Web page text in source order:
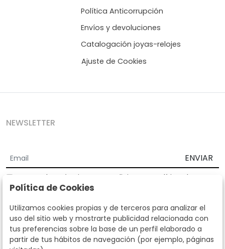
Política Anticorrupción
Envíos y devoluciones
Catalogación joyas-relojes
Ajuste de Cookies
NEWSLETTER
ENVIAR
Acepto los Términos y Condiciones
Política de
privacidad
Según la LOPD y disposiciones de desarrollo, informamos que sus
datos personales serán tratados por parte de Subastas Segre con la
finalidad de gestionar la relación comercial. Puede ejercitar los
derechos de acceso, rectificación, cancelación, oposición y demás
derechos en los términos establecidos en la normativa vigente
Política de Cookies
Utilizamos cookies propias y de terceros para analizar el
uso del sitio web y mostrarte publicidad relacionada con
tus preferencias sobre la base de un perfil elaborado a
partir de tus hábitos de navegación (por ejemplo, páginas